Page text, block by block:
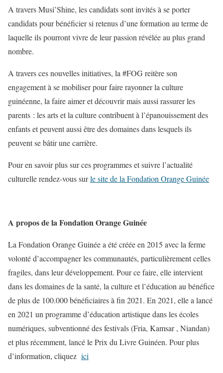
A travers Musi’Shine, les candidats sont invités à se porter
candidats pour bénéficier si retenus d’une formation au terme de
laquelle ils pourront vivre de leur passion révélée au plus grand
nombre.
A travers ces nouvelles initiatives, la #FOG reitère son
engagement à se mobiliser pour faire rayonner la culture
guinéenne, la faire aimer et découvrir mais aussi rassurer les
parents : les arts et la culture contribuent à l’épanouissement des
enfants et peuvent aussi être des domaines dans lesquels ils
peuvent se bâtir une carrière.
Pour en savoir plus sur ces programmes et suivre l’actualité
culturelle rendez-vous surle site de la Fondation Orange Guinée
A propos de la Fondation Orange Guinée
La Fondation Orange Guinée a été créée en 2015 avec la ferme
volonté d’accompagner les communautés, particulièrement celles
fragiles, dans leur développement. Pour ce faire, elle intervient
dans les domaines de la santé, la culture et l’éducation au bénéfice
de plus de 100.000 bénéficiaires à fin 2021. En 2021, elle a lancé
en 2021 un programme d’éducation artistique dans les écoles
numériques, subventionné des festivals (Fria, Kamsar , Niandan)
et plus récemment, lancé le Prix du Livre Guinéen. Pour plus
d’information, cliquez ici